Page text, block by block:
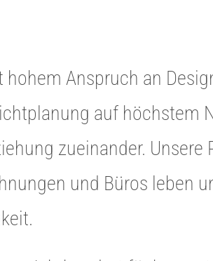
Anspruch an
auf höchstem
zueinander.
und Büros leben